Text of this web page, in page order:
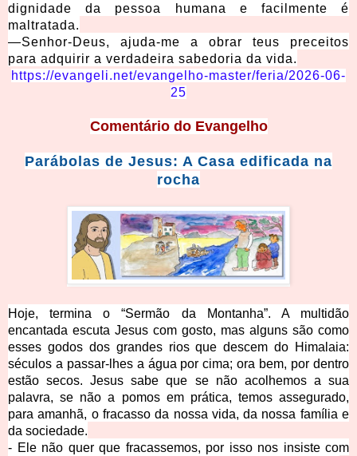
dignidade da pessoa humana e facilmente é
maltratada.
—Senhor-Deus, ajuda-me a obrar teus preceitos
para adquirir a verdadeira sabedoria da vida.
https://evangeli.net/evangelho-master/feria/2026-06-
25
Comentáriodo Evangelho
Parábolas de Jesus: A Casa edificada na
rocha
Hoje, termina o “Sermão da Montanha”. A multidão
encantada escuta Jesus com gosto, mas alguns são como
esses godos dos grandes rios que descem do Himalaia:
séculos a passar-lhes a água por cima; ora bem, por dentro
estão secos. Jesus sabe que se não acolhemos a sua
palavra, se não a pomos em prática, temos assegurado,
para amanhã, o fracasso da nossa vida, da nossa família e
da sociedade.
- Ele não quer que fracassemos, por isso nos insiste com